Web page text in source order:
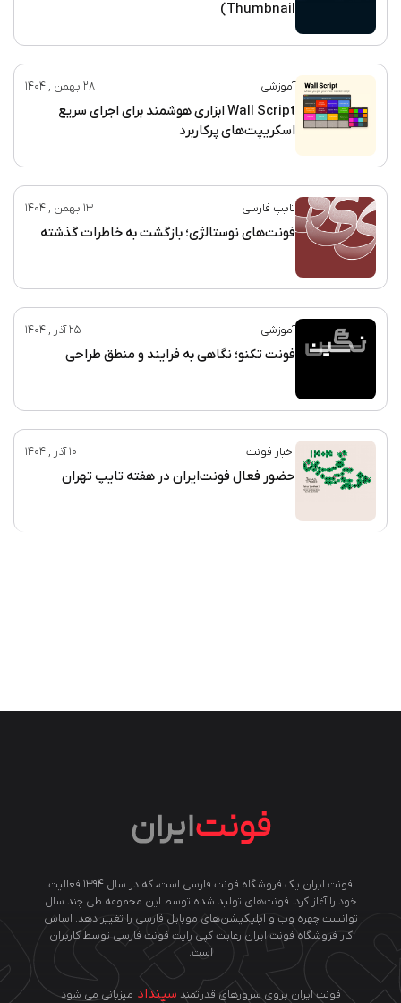
Thumbnail)
آموزشی 28 بهمن , 1404
Wall Script ابزاری هوشمند برای اجرای سریع
اسکریپت‌های پرکاربرد
تایپ فارسی 13 بهمن , 1404
فونت‌های نوستالژی؛ بازگشت به خاطرات گذشته
آموزشی 25 آذر , 1404
فونت تکنو؛ نگاهی به فرایند و منطق طراحی
اخبار فونت 10 آذر , 1404
حضور فعال فونت‌ایران در هفته تایپ تهران
فونت ایران یک فروشگاه فونت فارسی است، که در سال ۱۳۹۴ فعالیت
خود را آغاز کرد. فونت‌های تولید شده توسط این مجموعه طی چند سال
توانست چهره وب و اپلیکیشن‌های موبایل فارسی را تغییر دهد. اساس
کار فروشگاه فونت ایران رعایت کپی رایت فونت فارسی توسط کاربران
است.
فونت ایران بروی سرورهای قدرتمند سینداد میزبانی می شود